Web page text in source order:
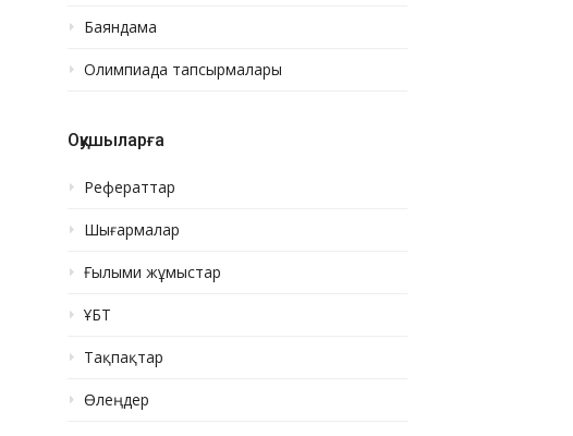
Баяндама
Олимпиада тапсырмалары
Оқушыларға
Рефераттар
Шығармалар
Ғылыми жұмыстар
ҰБТ
Тақпақтар
Өлеңдер